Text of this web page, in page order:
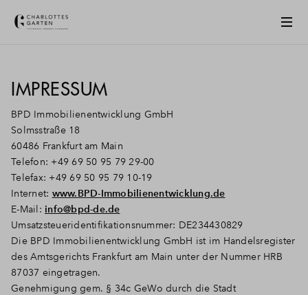
IMPRESSUM
BPD Immobilienentwicklung GmbH
Solmsstraße 18
60486 Frankfurt am Main
Telefon: +49 69 50 95 79 29-00
Telefax: +49 69 50 95 79 10-19
Internet: www.BPD-Immobilienentwicklung.de
E-Mail: info@bpd-de.de
Umsatzsteueridentifikationsnummer: DE234430829
Die BPD Immobilienentwicklung GmbH ist im Handelsregister
des Amtsgerichts Frankfurt am Main unter der Nummer HRB
87037 eingetragen.
Genehmigung gem. § 34c GeWo durch die Stadt